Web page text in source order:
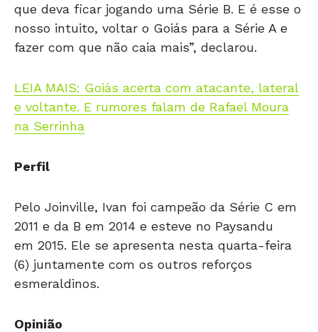
que deva ficar jogando uma Série B. E é esse o
nosso intuito, voltar o Goiás para a Série A e
fazer com que não caia mais”, declarou.
LEIA MAIS: Goiás acerta com atacante, lateral
e voltante. E rumores falam de Rafael Moura
na Serrinha
Perfil
Pelo Joinville, Ivan foi campeão da Série C em
2011 e da B em 2014 e esteve no Paysandu
em 2015. Ele se apresenta nesta quarta-feira
(6) juntamente com os outros reforços
esmeraldinos.
Opinião